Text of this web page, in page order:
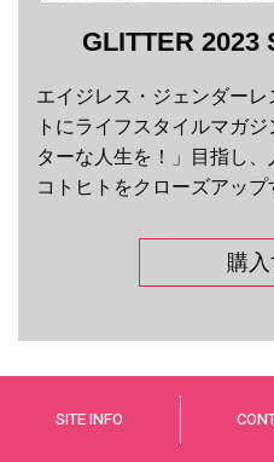
GLITTER 2023
エイジレス・ジェンダー
トにライフスタイルマガ
ターな人生を！」目指し
コトヒトをクローズアップ
購
SITE INFO